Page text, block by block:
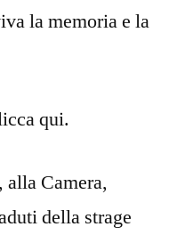
la memoria e la
qui.
alla Camera,
della strage